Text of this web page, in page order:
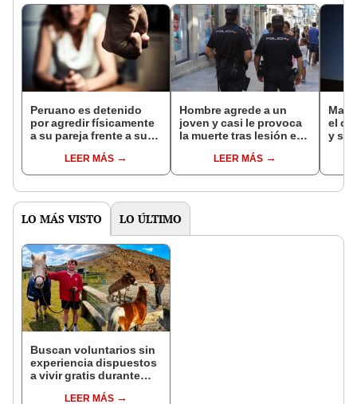
Peruano es detenido
por agredir físicamente
a su pareja frente a su
LEER MÁS
Hombre agrede a un
joven y casi le provoca
la muerte tras lesión en
por una patada en
España
LEER MÁS
el
y se
LO MÁS VISTO LO ÚLTIMO
Buscan voluntarios sin
experiencia dispuestos
a vivir gratis durante
cuidar caballos, burros
LEER MÁS